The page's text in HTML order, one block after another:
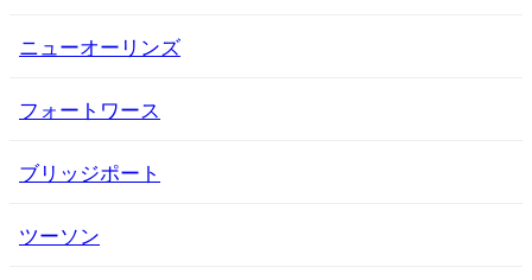
ニューオーリンズ
フォートワース
ブリッジポート
ツーソン